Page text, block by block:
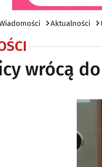
Aktualności
wrócą